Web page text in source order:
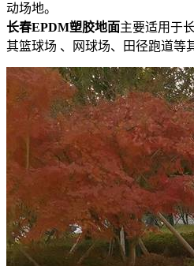
动场地。
长春EPDM塑胶地面主要适用于
其篮球场 、网球场、田径跑道等